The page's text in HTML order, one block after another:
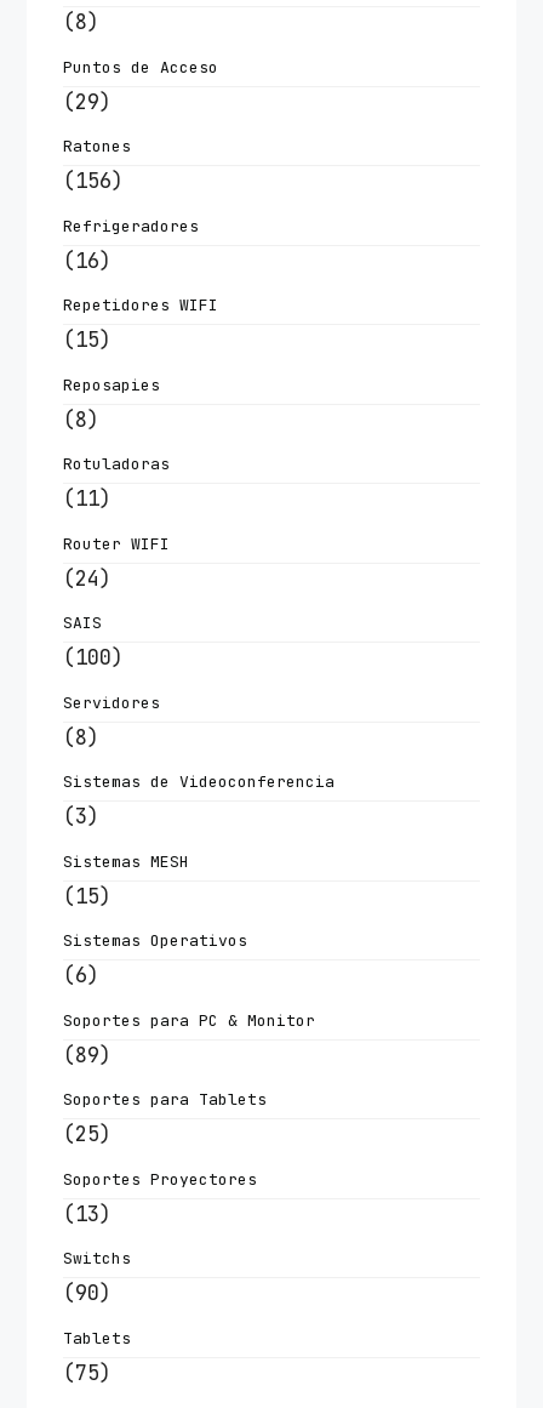
(8)
Puntos de Acceso
(29)
Ratones
(156)
Refrigeradores
(16)
Repetidores WIFI
(15)
Reposapies
(8)
Rotuladoras
(11)
Router WIFI
(24)
SAIS
(100)
Servidores
(8)
Sistemas de Videoconferencia
(3)
Sistemas MESH
(15)
Sistemas Operativos
(6)
Soportes para PC & Monitor
(89)
Soportes para Tablets
(25)
Soportes Proyectores
(13)
Switchs
(90)
Tablets
(75)